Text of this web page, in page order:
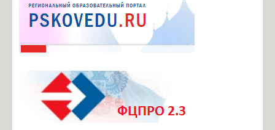
Согласие на обработку персональных данных для формы
обратной связи
Документы ОО
Телефоны доверия
Безопасный маршрут в школу